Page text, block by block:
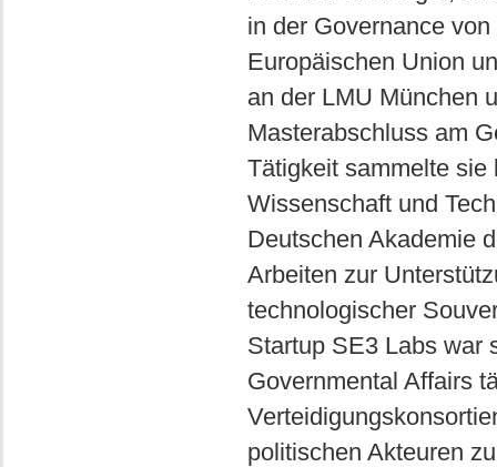
in der Governance
Europäischen Union
an der LMU München
Masterabschluss am
Tätigkeit sammelte
Wissenschaft und
Deutschen Akademie
Arbeiten zur
technologischer
Startup SE3 Labs war
Governmental Affairs
politischen Akteuren